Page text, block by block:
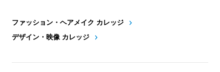
ファッション・ヘアメイク カレッジ
デザイン・映像 カレッジ